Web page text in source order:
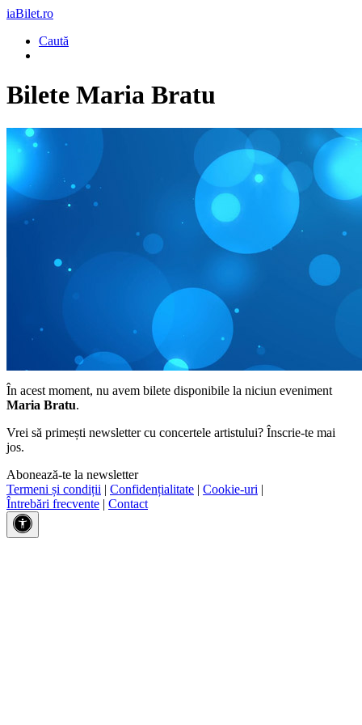
iaBilet.ro
Caută
Bilete Maria Bratu
În acest moment, nu avem bilete disponibile la niciun eveniment
Maria Bratu.
Vrei să primești newsletter cu concertele artistului? Înscrie-te mai
jos.
Abonează-te la newsletter
Termeni și condiții | Confidențialitate | Cookie-uri |
Întrebări frecvente | Contact